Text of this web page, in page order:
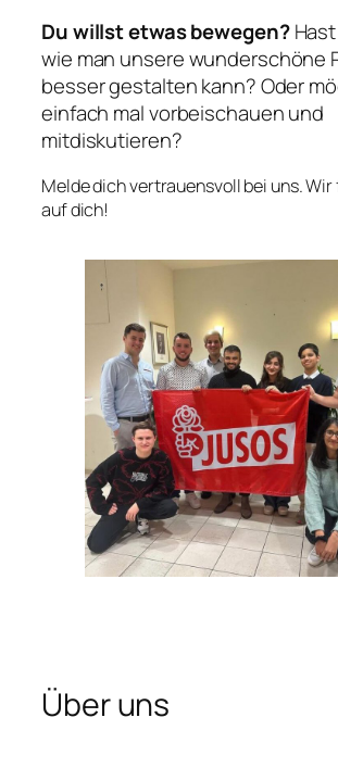
Du willst etwas bewegen?Hast
wie man unsere wunderschöne
besser gestalten kann? Oder
einfach mal vorbeischauen und
mitdiskutieren?
Melde dich vertrauensvoll bei uns.
auf dich!
Über uns